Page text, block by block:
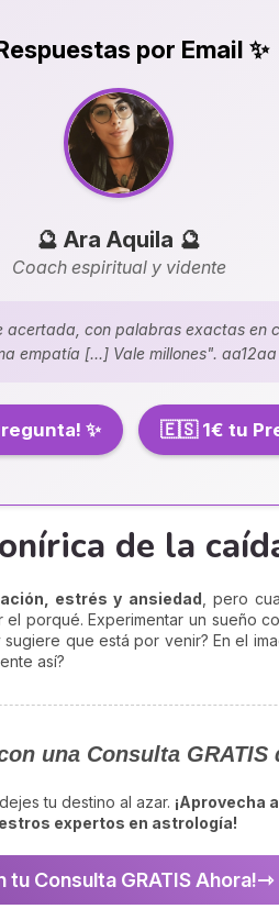
por Email ✨
🔮 Ara Aquila 🔮
Coach espiritual y vidente
acertada, con palabras exactas en
empatía [...] Vale millones".
✨ 🇪🇸 1€ tu
de la
estrés y ansiedad , pero
porqué. Experimentar un sueño
que está por venir? En el
así?
una Consulta GRATIS
tu destino al azar. ¡Aprovecha
expertos en astrología!
tu Consulta GRATIS Ahora!